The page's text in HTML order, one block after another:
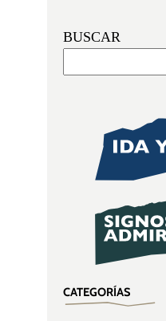
BUSCAR
CATEGORÍAS